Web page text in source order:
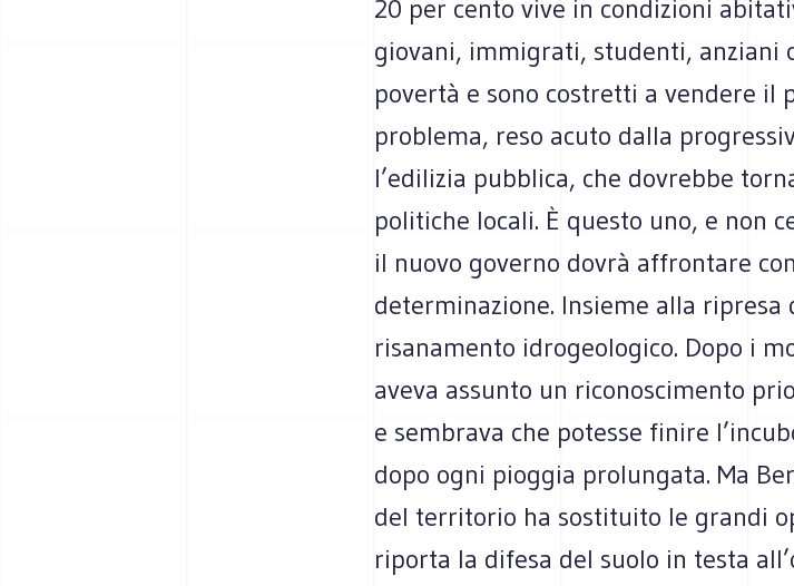
20 per cento vive in condizioni
giovani, immigrati, studenti, anziani
povertà e sono costretti a vendere il
problema, reso acuto dalla
l’edilizia pubblica, che dovrebbe
politiche locali. È questo uno, e non
il nuovo governo dovrà affrontare
determinazione. Insieme alla ripresa
risanamento idrogeologico. Dopo i
aveva assunto un riconoscimento
e sembrava che potesse finire
dopo ogni pioggia prolungata. Ma
del territorio ha sostituito le grandi
riporta la difesa del suolo in testa